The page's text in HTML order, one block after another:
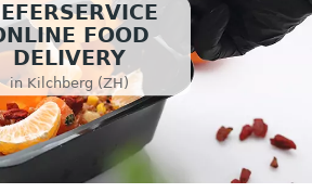
FOOD
DELIVERY
in Kilchberg (ZH)